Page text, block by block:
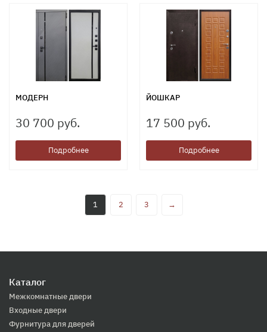
МОДЕРН
30 700 руб.
Подробнее
ЙОШКАР
17 500 руб.
Подробнее
1 2 3 →
Каталог
Межкомнатные двери
Входные двери
Фурнитура для дверей